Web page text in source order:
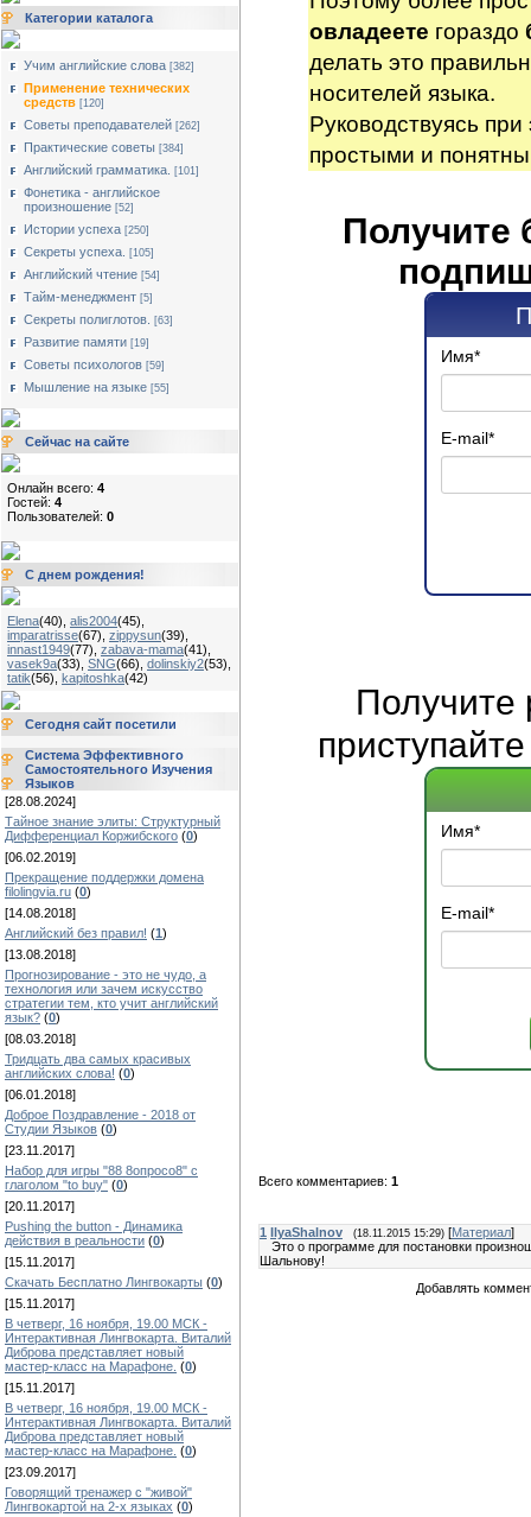
Категории каталога
Учим английские слова [382]
Применение технических
средств [120]
Советы преподавателей [262]
Практические советы [384]
Английский грамматика. [101]
Фонетика - английское
произношение [52]
Истории успеха [250]
Секреты успеха. [105]
Английский чтение [54]
Тайм-менеджмент [5]
Секреты полиглотов. [63]
Развитие памяти [19]
Советы психологов [59]
Мышление на языке [55]
Сейчас на сайте
Онлайн всего: 4
Гостей: 4
Пользователей: 0
С днем рождения!
Elena(40) alis2004(45)
imparatrisse(67) zippysun(39)
innast1949(77) zabava-mama(41)
vasek9a(33) SNG(66) dolinskiy2(53)
tatik(56) kapitoshka(42)
Сегодня сайт посетили
Система Эффективного
Самостоятельного Изучения
Языков
[28.08.2024]
Тайное знание элиты: Структурный
Дифференциал Коржибского (0)
[06.02.2019]
Прекращение поддержки домена
filolingvia.ru (0)
[14.08.2018]
Английский без правил! (1)
[13.08.2018]
Прогнозирование - это не чудо, а
технология или зачем искусство
стратегии тем, кто учит английский
язык? (0)
[08.03.2018]
Тридцать два самых красивых
английских слова! (0)
[06.01.2018]
Доброе Поздравление - 2018 от
Студии Языков (0)
[23.11.2017]
Набор для игры "88 8опросо8" с
глаголом "to buy" (0)
[20.11.2017]
Pushing the button - Динамика
действия в реальности (0)
[15.11.2017]
Скачать Бесплатно Лингвокарты (0)
[15.11.2017]
В четверг, 16 ноября, 19.00 МСК -
Интерактивная Лингвокарта. Виталий
Диброва представляет новый
мастер-класс на Марафоне. (0)
[15.11.2017]
В четверг, 16 ноября, 19.00 МСК -
Интерактивная Лингвокарта. Виталий
Диброва представляет новый
мастер-класс на Марафоне. (0)
[23.09.2017]
Говорящий тренажер с "живой"
Лингвокартой на 2-х языках (0)
овладеете гораздо
делать это
носителей языка.
Руководствуясь
простыми и
Получите
Имя*
E-mail*
Получите
Имя*
E-mail*
Всего комментариев: 1
1 IlyaShalnov (18.11.2015 15:29) [Материал]
Это о программе для постановки
Шальнову!
Добавлять